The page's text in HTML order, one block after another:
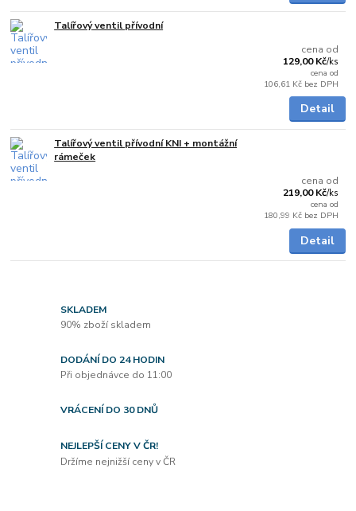
Talířový ventil přívodní
cena od
129,00 Kč/ks
cena od
106,61 Kč bez DPH
Detail
Talířový ventil přívodní KNI + montážní
rámeček
cena od
219,00 Kč/ks
cena od
180,99 Kč bez DPH
Detail
SKLADEM
90% zboží skladem
DODÁNÍ DO 24 HODIN
Při objednávce do 11:00
VRÁCENÍ DO 30 DNŮ
NEJLEPŠÍ CENY V ČR!
Držíme nejnižší ceny v ČR